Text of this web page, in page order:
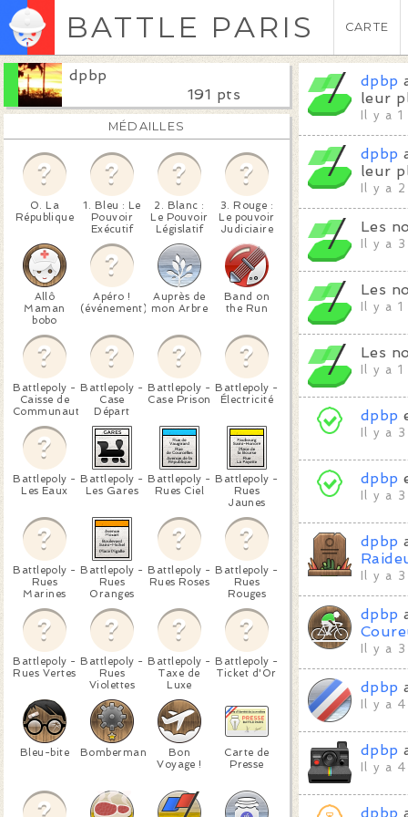
BATTLE PARIS CARTE
dpbp
191 pts
MÉDAILLES
0. La
République
1. Bleu : Le
Pouvoir
Exécutif
2. Blanc :
Le Pouvoir
Législatif
3. Rouge :
Le pouvoir
Judiciaire
Allô
Maman
bobo
Apéro !
(événement)
Auprès de
mon Arbre
Band on
the Run
Battlepoly -
Caisse de
Communauté
Battlepoly -
Case
Départ
Battlepoly -
Case Prison
Battlepoly -
Électricité
Battlepoly -
Les Eaux
Battlepoly -
Les Gares
Battlepoly -
Rues Ciel
Battlepoly -
Rues
Jaunes
Battlepoly -
Rues
Marines
Battlepoly -
Rues
Oranges
Battlepoly -
Rues Roses
Battlepoly -
Rues
Rouges
Battlepoly -
Rues Vertes
Battlepoly -
Rues
Violettes
Battlepoly -
Taxe de
Luxe
Battlepoly -
Ticket d'Or
Bleu-bite Bomberman
Bon
Voyage !
Carte de
Presse
dpbp
leur
Il y a
dpbp
leur
Il y a
Les
Il y a
Les
Il y a
Les
Il y a
dpbp
Il y a
dpbp
Il y a
dpbp
Il y a
dpbp
Il y a
dpbp
Il y a
dpbp
Il y a
dpbp